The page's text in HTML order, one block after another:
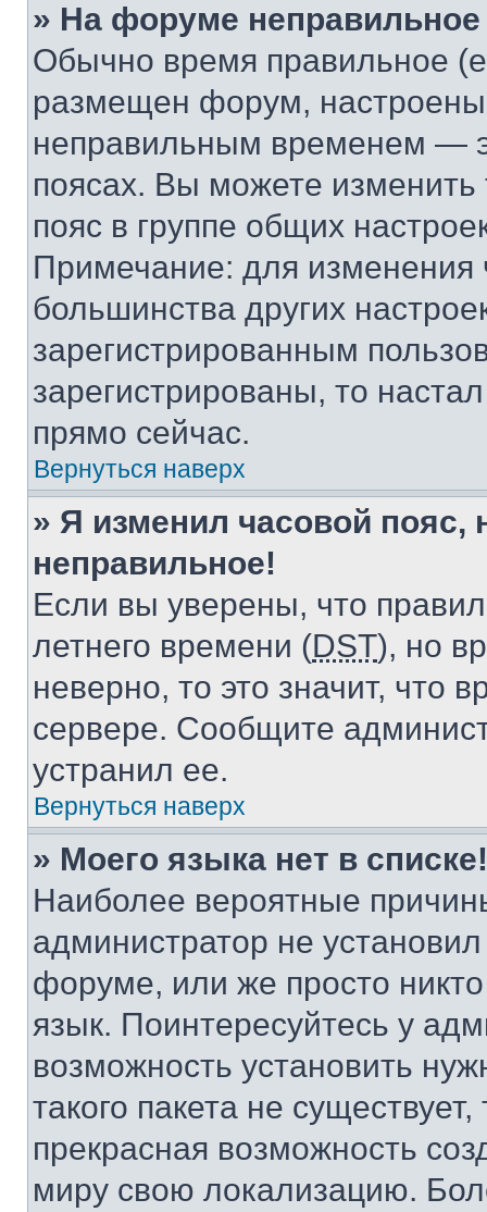
» На форуме
Обычно время правильное
размещен форум, настроены
неправильным временем —
поясах. Вы можете изменить
пояс в группе общих
Примечание: для изменения
большинства других
зарегистрированным
зарегистрированы, то
прямо сейчас.
Вернуться наверх
» Я изменил часовой пояс,
неправильное!
Если вы уверены, что
летнего времени (DST), но
неверно, то это значит, что
сервере. Сообщите
устранил ее.
Вернуться наверх
» Моего языка нет в списке!
Наиболее вероятные
администратор не
форуме, или же просто
язык. Поинтересуйтесь у
возможность установить
такого пакета не
прекрасная возможность
миру свою локализацию.